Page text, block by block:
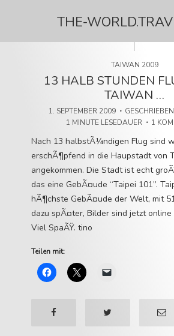
THE-
TAIWAN 2009
13 HALB STUNDEN
TAIWAN …
1. SEPTEMBER 2009
1 MINUTE LESEDAUER
1
Nach 13 halbstÃ¼ndigen Flug sind
erschÃ¶pfend in die Haupstadt von
angekommen. Die Stadt ist echt
das eine GebÃ¤ude “Taipei 101”.
hÃ¶chste GebÃ¤ude der Welt, mit
dazu spÃ¤ter, Bilder sind jetzt
Viel SpaÃŸ. tino
Teilen mit: